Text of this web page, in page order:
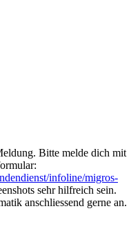
Bitte melde dich mit
infoline/migros-
sehr hilfreich sein.
anschliessend gerne an.